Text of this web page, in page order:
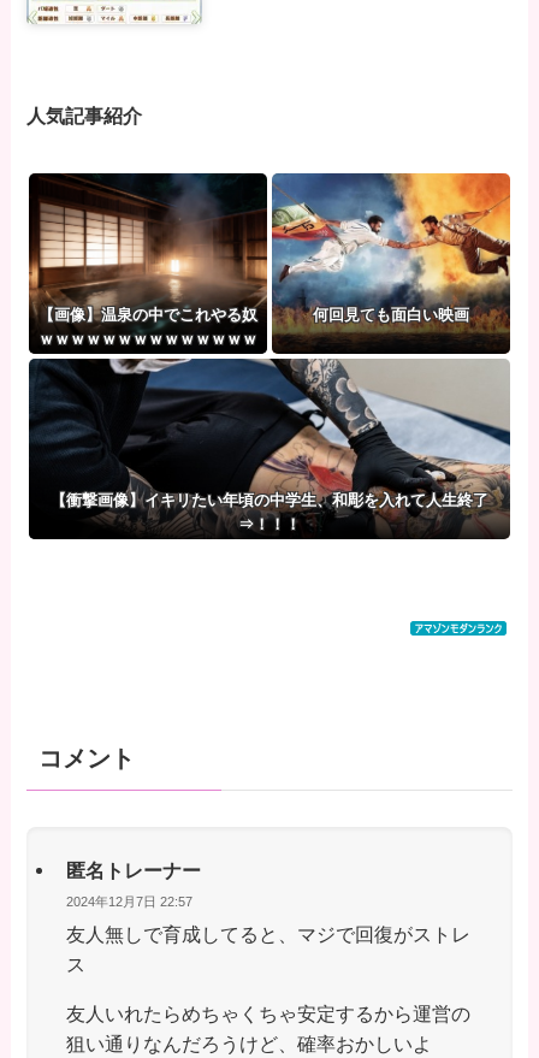
人気記事紹介
【画像】温泉の中でこれやる奴
ｗｗｗｗｗｗｗｗｗｗｗｗｗｗ
ｗｗ
何回見ても面白い映画
【衝撃画像】イキリたい年頃の中学生、和彫を入れて人生終了
⇒！！！
コメント
匿名トレーナー
2024年12月7日 22:57
友人無しで育成してると、マジで回復がストレ
ス
友人いれたらめちゃくちゃ安定するから運営の
狙い通りなんだろうけど、確率おかしいよ